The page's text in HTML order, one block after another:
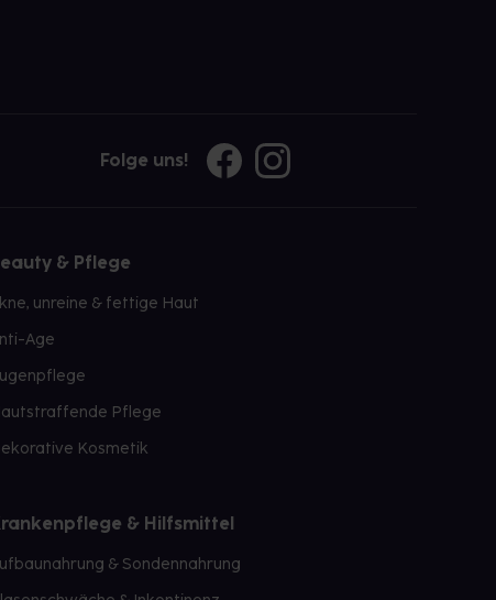
Folge uns!
& Pflege
unreine & fettige Haut
Age
Pflege
Kosmetik
& Hilfsmittel
& Sondennahrung